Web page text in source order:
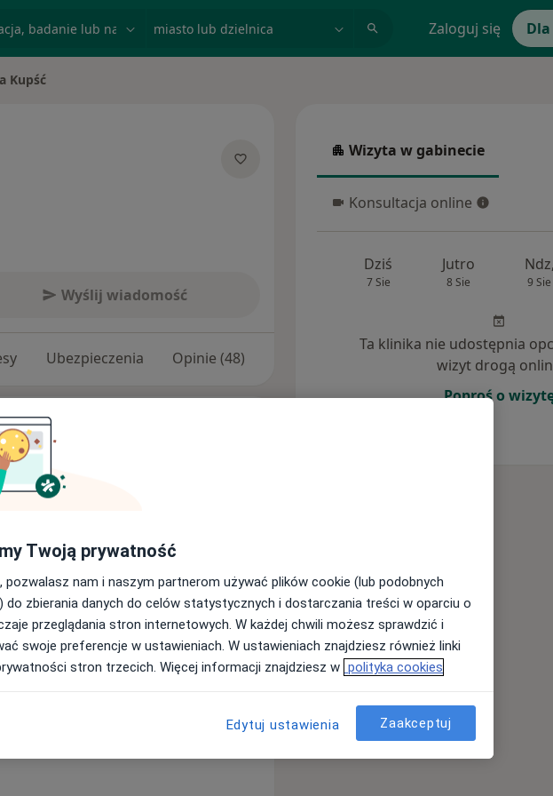
Zaloguj się
Kupść
Wyślij wiadomość
Ubezpieczenia Opinie (48)
Uniwersytetu Medycznego,
życia. Podczas współpracy
umacnianie motywacji
potrzeb i stały kontakt.
przykłada do trwałej zmiany
aktywności fizycznej.
szkoleniach i konferencjach
Wizyta w gabinecie
Wizyta w gabinecie
Konsultacja online
Konsultacja online
Dziś
7 Sie
Jutro
8 Sie
Ndz,
9 Sie
Ta klinika nie udostępnia
wizyt drogą
Poproś o
Twoją prywatność
pozwalasz nam i naszym partnerom używać plików cookie (lub podobnych
do zbierania danych do celów statystycznych i dostarczania treści w oparciu o
przeglądania stron internetowych. W każdej chwili możesz sprawdzić i
swoje preferencje w ustawieniach. W ustawieniach znajdziesz również linki
stron trzecich. Więcej informacji znajdziesz w polityka cookies
Edytuj ustawienia Zaakceptuj